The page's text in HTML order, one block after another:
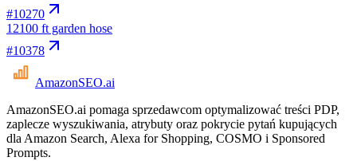
#10270
12100 ft garden hose
#10378
AmazonSEO.ai
AmazonSEO.ai pomaga sprzedawcom optymalizować treści PDP,
zaplecze wyszukiwania, atrybuty oraz pokrycie pytań kupujących
dla Amazon Search, Alexa for Shopping, COSMO i Sponsored
Prompts.